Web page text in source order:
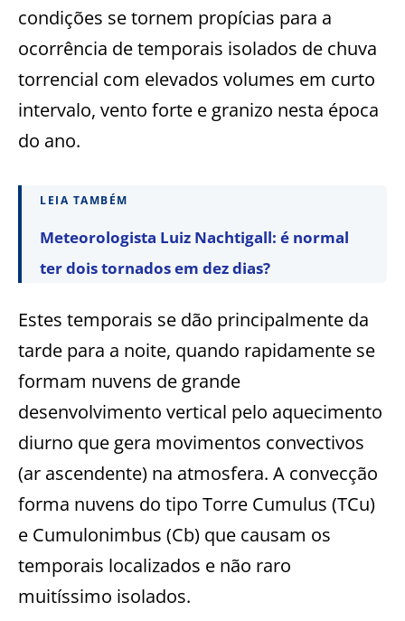
condições se tornem propícias para a
ocorrência de temporais isolados de chuva
torrencial com elevados volumes em curto
intervalo, vento forte e granizo nesta época
do ano.
LEIA TAMBÉM
Meteorologista Luiz Nachtigall: é normal
ter dois tornados em dez dias?
Estes temporais se dão principalmente da
tarde para a noite, quando rapidamente se
formam nuvens de grande
desenvolvimento vertical pelo aquecimento
diurno que gera movimentos convectivos
(ar ascendente) na atmosfera. A convecção
forma nuvens do tipo Torre Cumulus (TCu)
e Cumulonimbus (Cb) que causam os
temporais localizados e não raro
muitíssimo isolados.